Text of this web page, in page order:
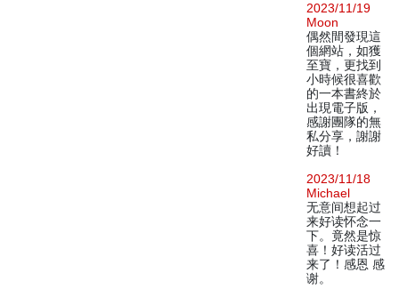
2023/11/19
Moon
偶然間發現這
個網站，如獲
至寶，更找到
小時候很喜歡
的一本書終於
出現電子版，
感謝團隊的無
私分享，謝謝
好讀！
2023/11/18
Michael
无意间想起过
来好读怀念一
下。竟然是惊
喜！好读活过
来了！感恩 感
谢。